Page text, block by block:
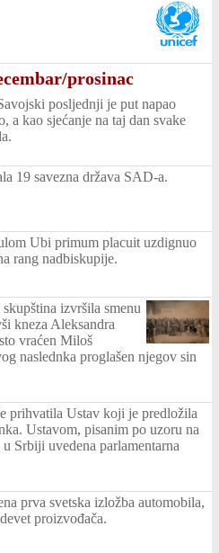
prosinac
posljednji je put napao
a kao sjećanje na taj dan svake
19 savezna država SAD-a.
Ubi primum placuit uzdignuo
rang nadbiskupije.
skupština izvršila smenu
kneza Aleksandra
vraćen Miloš
naslednka proglašen njegov sin
prihvatila Ustav koji je predložila
Ustavom, pisanim po uzoru na
Srbiji uvedena parlamentarna
prva svetska izložba automobila,
proizvođača.